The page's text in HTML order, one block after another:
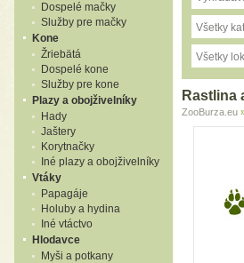
Dospelé mačky
Služby pre mačky
Kone
Žriebätá
Dospelé kone
Služby pre kone
Plazy a obojživelníky
Hady
Jaštery
Korytnačky
Iné plazy a obojživelníky
Vtáky
Papagáje
Holuby a hydina
Iné vtáctvo
Hlodavce
Myši a potkany
Všetky
Všetky
Rastlina
ZooBurza.eu